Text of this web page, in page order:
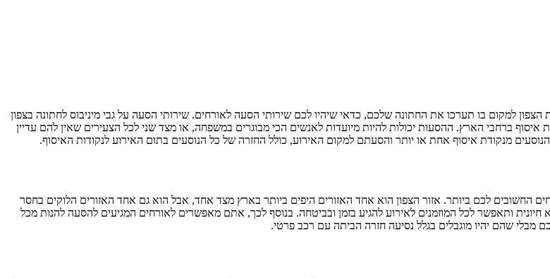
למקום בו תערכו את החתונה שלכם, כדאי שיהיו לכם שירותי הסעה לאורחים. שירותי הסעה על גבי מיניבוס לחתונה בצפון
ברחבי הארץ. ההסעות יכולות להיות מיועדות לאנשים הכי מבוגרים במשפחה, או מצד שני לכל הצעירים שאין להם עדיין
מנקודת איסוף אחת או יותר והסעתם למקום האירוע, כולל החזרה של כל הנוסעים בתום האירוע לנקודות האיסוף.
החשובים לכם ביותר. אזור הצפון הוא אחד האזורים היפים ביותר בארץ מצד אחד, אבל הוא גם אחד האזורים הלוקים בחסר
ותאפשר לכל המוזמנים לאירוע להגיע בזמן ובביטחה. בנוסף לכך, אתם מאפשרים לאורחים המגיעים להסעה להנות מכל
מבלי שהם יהיו מוגבלים בגלל נסיעה חזרה הביתה עם רכב פרטי.